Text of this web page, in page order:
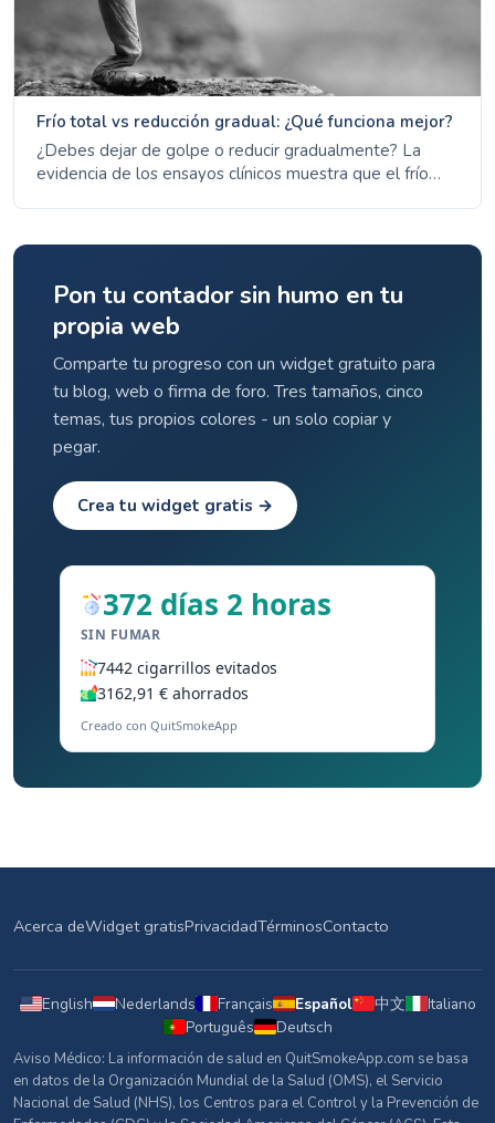
Frío total vs reducción gradual: ¿Qué funciona mejor?
¿Debes dejar de golpe o reducir gradualmente? La
evidencia de los ensayos clínicos muestra que el frío
Pon tu contador sin humo en tu
propia web
Comparte tu progreso con un widget gratuito para
tu blog, web o firma de foro. Tres tamaños, cinco
temas, tus propios colores - un solo copiar y
pegar.
Crea tu widget gratis →
372 días 2 horas
SIN FUMAR
7442 cigarrillos evitados
3162,91 € ahorrados
Creado con QuitSmokeApp
Acerca deWidget gratisPrivacidadTérminosContacto
English Nederlands Français Español 中文
Italiano
Português
Deutsch
Aviso Médico: La información de salud en QuitSmokeApp.com se basa
en datos de la Organización Mundial de la Salud (OMS), el Servicio
Nacional de Salud (NHS), los Centros para el Control y la Prevención de